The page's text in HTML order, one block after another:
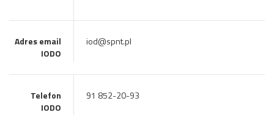
Adres email
IODO
iod@spnt.pl
Telefon
IODO
91 852-20-93